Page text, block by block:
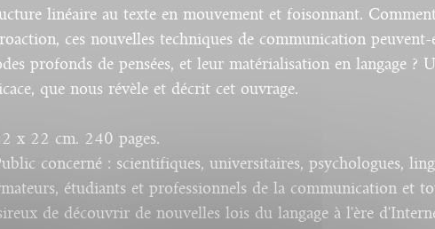
linéaire au texte en mouvement et foisonnant.
ces nouvelles techniques de communication
profonds de pensées, et leur matérialisation en langage ?
que nous révèle et décrit cet ouvrage.
x 22 cm. 240 pages.
concerné : scientifiques, universitaires, psychologues,
étudiants et professionnels de la communication et
de découvrir de nouvelles lois du langage à l'ère